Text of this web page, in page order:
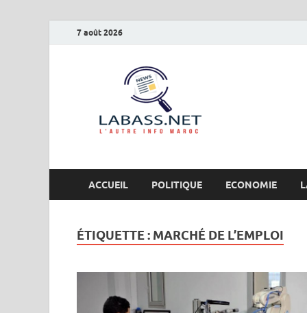
7 août 2026
ACCUEIL POLITIQUE ECONOMIE
ÉTIQUETTE : MARCHÉ DE L’EMPLOI